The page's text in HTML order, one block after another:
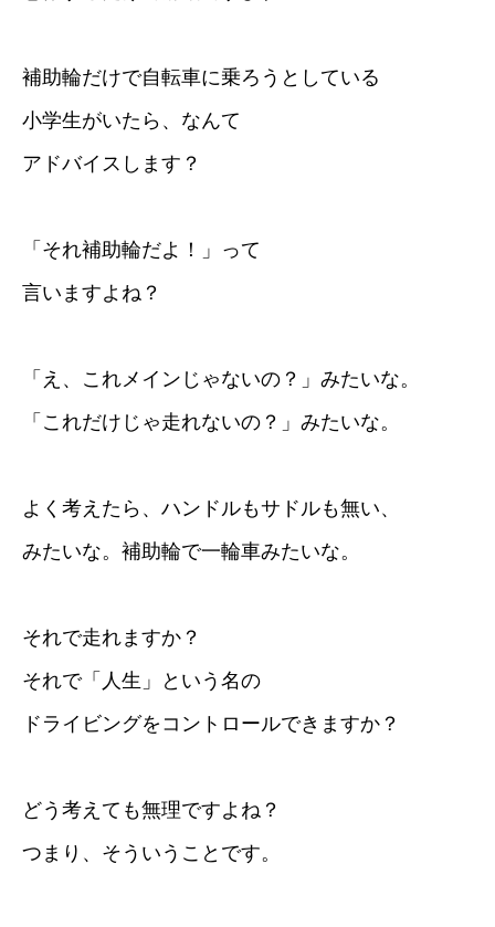
補助輪だけで自転車に乗ろうとしている
小学生がいたら、なんて
アドバイスします？
「それ補助輪だよ！」って
言いますよね？
「え、これメインじゃないの？」みたいな。
「これだけじゃ走れないの？」みたいな。
よく考えたら、ハンドルもサドルも無い、
みたいな。補助輪で一輪車みたいな。
それで走れますか？
それで「人生」という名の
ドライビングをコントロールできますか？
どう考えても無理ですよね？
つまり、そういうことです。